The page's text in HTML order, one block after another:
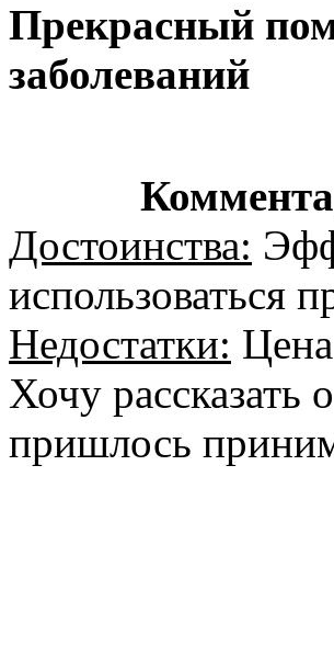
Прекрасный
заболеваний
Достоинства:
использоваться
Недостатки: Цена
Хочу рассказать
пришлось